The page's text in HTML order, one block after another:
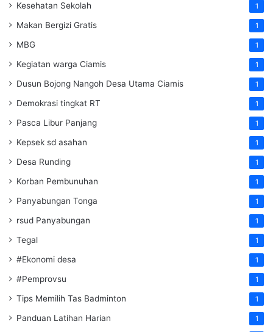
Kesehatan Sekolah 1
Makan Bergizi Gratis 1
MBG 1
Kegiatan warga Ciamis 1
Dusun Bojong Nangoh Desa Utama Ciamis 1
Demokrasi tingkat RT 1
Pasca Libur Panjang 1
Kepsek sd asahan 1
Desa Runding 1
Korban Pembunuhan 1
Panyabungan Tonga 1
rsud Panyabungan 1
Tegal 1
#Ekonomi desa 1
#Pemprovsu 1
Tips Memilih Tas Badminton 1
Panduan Latihan Harian 1